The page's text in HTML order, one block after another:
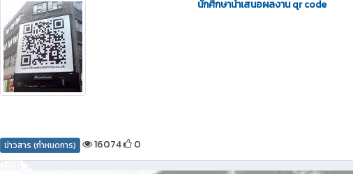
นักศึกษานำเสนอผลงาน qr code
ข่าวสาร (กำหนดการ) 16074 0